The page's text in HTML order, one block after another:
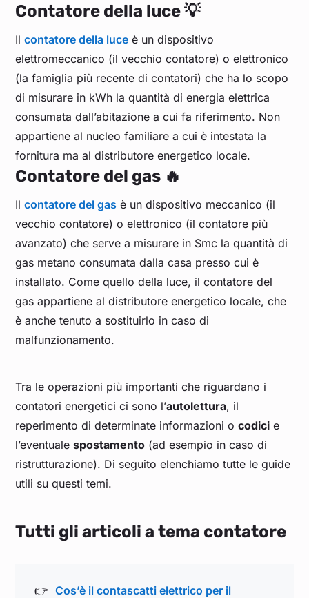
Contatore della luce💡
Ilcontatore della luce è un dispositivo
elettromeccanico (il vecchio contatore) o elettronico
(la famiglia più recente di contatori) che ha lo scopo
di misurare in kWh la quantità di energia elettrica
consumata dall’abitazione a cui fa riferimento. Non
appartiene al nucleo familiare a cui è intestata la
fornitura ma al distributore energetico locale.
Contatore del gas 🔥
Ilcontatore del gas è un dispositivo meccanico (il
vecchio contatore) o elettronico (il contatore più
avanzato) che serve a misurare in Smc la quantità di
gas metano consumata dalla casa presso cui è
installato. Come quello della luce, il contatore del
gas appartiene al distributore energetico locale, che
è anche tenuto a sostituirlo in caso di
malfunzionamento.
Tra le operazioni più importanti che riguardano i
contatori energetici ci sono l’autolettura, il
reperimento di determinate informazioni ocodici e
l’eventualespostamento (ad esempio in caso di
ristrutturazione). Di seguito elenchiamo tutte le guide
utili su questi temi.
Tutti gli articoli a tema contatore
Cos’è il contascatti elettrico per il